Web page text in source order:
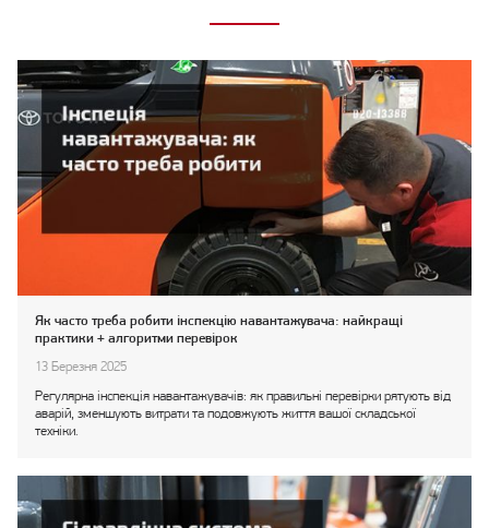
Як часто треба робити інспекцію навантажувача: найкращі
практики + алгоритми перевірок
13 Березня 2025
Регулярна інспекція навантажувачів: як правильні перевірки рятують від
аварій, зменшують витрати та подовжують життя вашої складської
техніки.